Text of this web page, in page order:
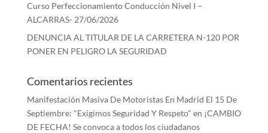
Curso Perfeccionamiento Conducción Nivel I –
ALCARRAS- 27/06/2026
DENUNCIA AL TITULAR DE LA CARRETERA N-120 POR
PONER EN PELIGRO LA SEGURIDAD
Comentarios recientes
Manifestación Masiva De Motoristas En Madrid El 15 De
Septiembre: "Exigimos Seguridad Y Respeto" en ¡CAMBIO
DE FECHA! Se convoca a todos los ciudadanos